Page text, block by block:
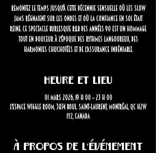
Remontez le temps jusqu'à cette décennie sensuelle où les slow
jams régnaient sur les ondes et où la confiance en soi était
reine. Ce spectacle burlesque R&B des années 90 est un hommage
tout en douceur à l'époque des rythmes langoureux, des
harmonies chuchotées et de l'assurance indéniable.
Heure et lieu
01 mars 2026, 19 h 00 – 23 h 00
L'Espace Wiggle Room, 3874 Boul. Saint-Laurent, Montréal, QC H2W
1Y2, Canada
À propos de l'événement